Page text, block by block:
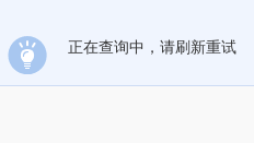
正在查询中，请刷新重试